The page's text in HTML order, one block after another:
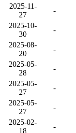
2025-11-
27
-
2025-10-
30
-
2025-08-
20
-
2025-05-
28
-
2025-05-
27
-
2025-05-
27
-
2025-02-
18
-